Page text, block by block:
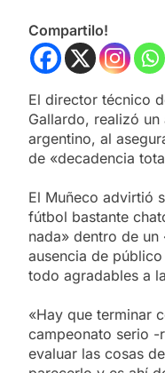
Compartilo!
El director técnico
Gallardo, realizó
argentino, al
de «decadencia
El Muñeco advirtió
fútbol bastante
nada» dentro de
ausencia de
todo agradables a
«Hay que terminar
campeonato serio -
evaluar las cosas